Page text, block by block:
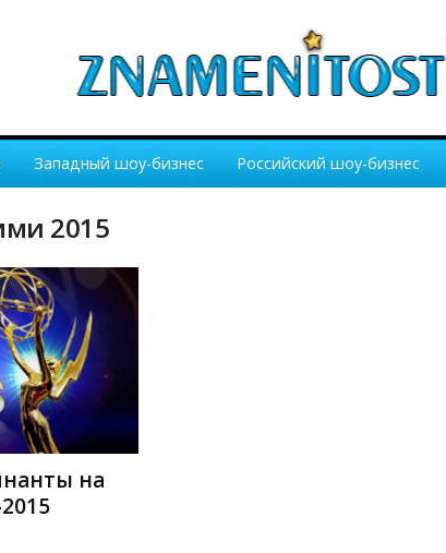
Западный шоу-бизнес Российский шоу-бизнес
2015
на